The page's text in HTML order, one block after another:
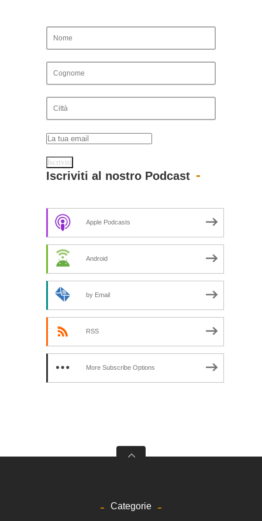
Iscriviti al nostro Podcast
Apple Podcasts
Android
by Email
RSS
More Subscribe Options
Categorie